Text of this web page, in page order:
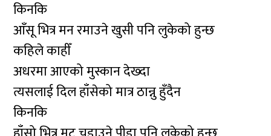
किनकि
आँसू भित्र मन रमाउने खुसी पनि लुकेको हुन्छ
कहिले काहीँ
अधरमा आएको मुस्कान देख्दा
त्यसलाई दिल हाँसेको मात्र ठान्नु हुँदैन
किनकि